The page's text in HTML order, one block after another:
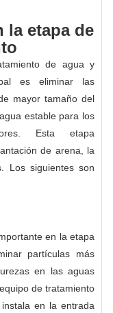
la etapa de
de agua y
es eliminar las
mayor tamaño del
estable para los
Esta etapa
de arena, la
Los siguientes son
en la etapa
partículas más
en las aguas
de tratamiento
en la entrada